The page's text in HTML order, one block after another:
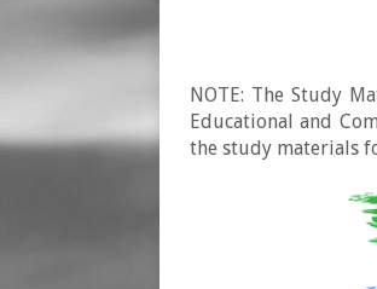
NOTE: The Study
Educational and
the study materials